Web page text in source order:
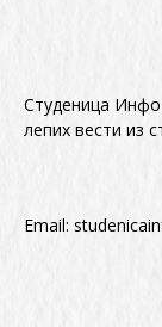
Студеница Инфо
лепих вести из
Email: